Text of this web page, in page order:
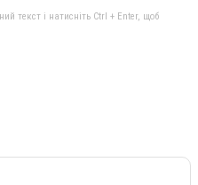
текст і натисніть Ctrl + Enter, щоб